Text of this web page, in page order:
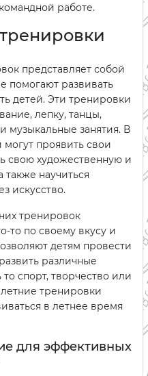
работе.
представляет собой
помогают развивать
детей. Эти тренировки
лепку, танцы,
музыкальные занятия. В
могут проявить свои
свою художественную и
также научиться
искусство.
тренировок
то по своему вкусу и
детям провести
различные
спорт, творчество или
тренировки
в летнее время
для эффективных